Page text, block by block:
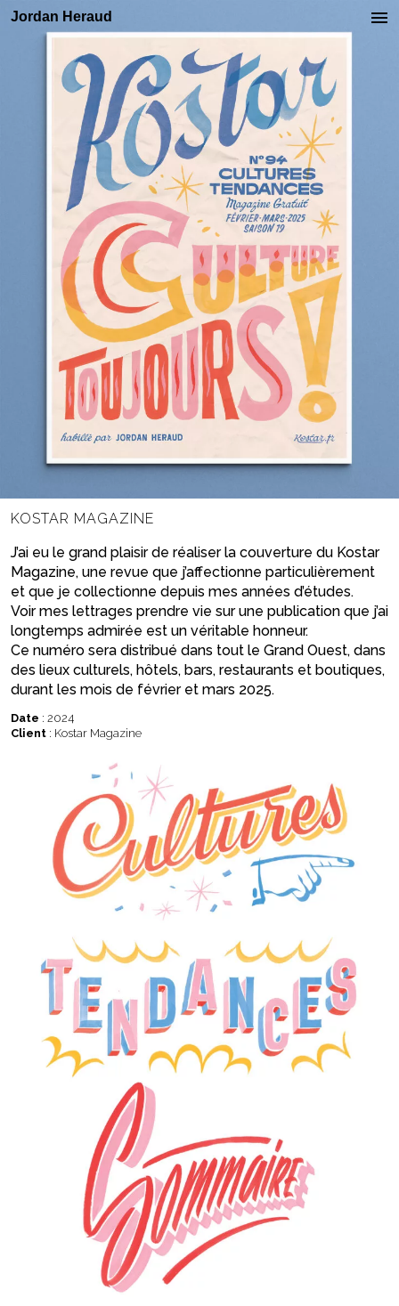
KOSTAR MAGAZINE
J’ai eu le grand plaisir de réaliser la couverture du Kostar
Magazine, une revue que j’affectionne particulièrement
et que je collectionne depuis mes années d’études.
Voir mes lettrages prendre vie sur une publication que j’ai
longtemps admirée est un véritable honneur.
Ce numéro sera distribué dans tout le Grand Ouest, dans
des lieux culturels, hôtels, bars, restaurants et boutiques,
durant les mois de février et mars 2025.
Date : 2024
Client : Kostar Magazine